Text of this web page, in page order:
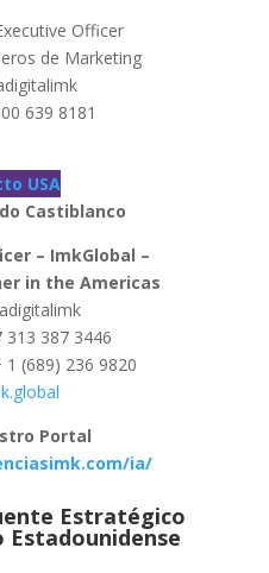
Officer
de Marketing
639 8181
USA
Castiblanco
– ImkGlobal –
in the Americas
313 387 3446
1 (689) 236 9820
Portal
ia/
Estratégico
Estadounidense